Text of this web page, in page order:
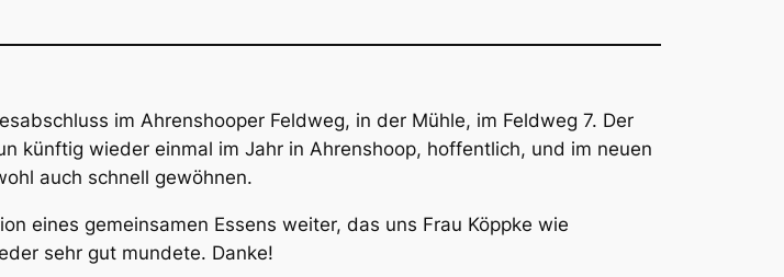
im Ahrenshooper Feldweg, in der Mühle, im Feldweg 7. Der
künftig wieder einmal im Jahr in Ahrenshoop, hoffentlich, und im neuen
auch schnell gewöhnen.
eines gemeinsamen Essens weiter, das uns Frau Köppke wie
sehr gut mundete. Danke!